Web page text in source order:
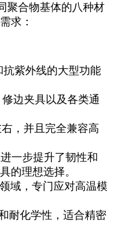
聚合物基体的八种材
求：
抗紫外线的大型功能
边夹具以及各类通
右，并且完全兼容高
一步提升了韧性和
的理想选择。
域，专门应对高温模
耐化学性，适合精密